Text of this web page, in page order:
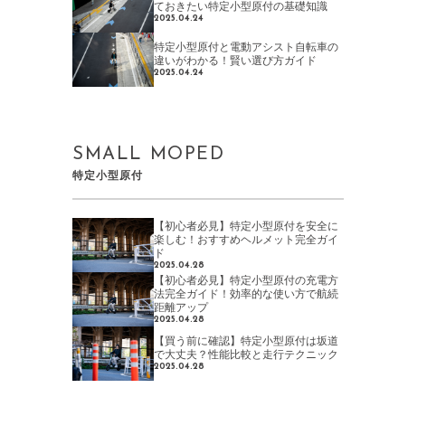
ておきたい特定小型原付の基礎知識
2025.04.24
特定小型原付と電動アシスト自転車の
違いがわかる！賢い選び方ガイド
2025.04.24
SMALL MOPED
特定小型原付
【初心者必見】特定小型原付を安全に
楽しむ！おすすめヘルメット完全ガイ
ド
2025.04.28
【初心者必見】特定小型原付の充電方
法完全ガイド！効率的な使い方で航続
距離アップ
2025.04.28
【買う前に確認】特定小型原付は坂道
で大丈夫？性能比較と走行テクニック
2025.04.28